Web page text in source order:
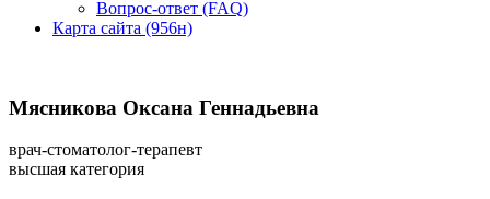
Вопрос-ответ (FAQ)
Карта сайта (956н)
Мясникова Оксана Геннадьевна
врач-стоматолог-терапевт
высшая категория